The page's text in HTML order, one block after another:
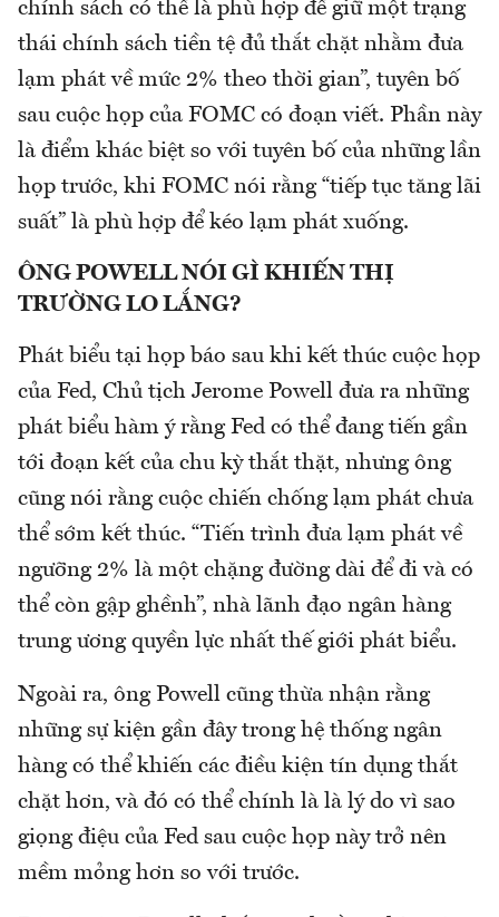
chính sách có thể là phù hợp để giữ một trạng
thái chính sách tiền tệ đủ thắt chặt nhằm đưa
lạm phát về mức 2% theo thời gian”, tuyên bố
sau cuộc họp của FOMC có đoạn viết. Phần này
là điểm khác biệt so với tuyên bố của những lần
họp trước, khi FOMC nói rằng “tiếp tục tăng lãi
suất” là phù hợp để kéo lạm phát xuống.
ÔNG POWELL NÓI GÌ KHIẾN THỊ
TRƯỜNG LO LẮNG?
Phát biểu tại họp báo sau khi kết thúc cuộc họp
của Fed, Chủ tịch Jerome Powell đưa ra những
phát biểu hàm ý rằng Fed có thể đang tiến gần
tới đoạn kết của chu kỳ thắt thặt, nhưng ông
cũng nói rằng cuộc chiến chống lạm phát chưa
thể sớm kết thúc. “Tiến trình đưa lạm phát về
ngưỡng 2% là một chặng đường dài để đi và có
thể còn gập ghềnh”, nhà lãnh đạo ngân hàng
trung ương quyền lực nhất thế giới phát biểu.
Ngoài ra, ông Powell cũng thừa nhận rằng
những sự kiện gần đây trong hệ thống ngân
hàng có thể khiến các điều kiện tín dụng thắt
chặt hơn, và đó có thể chính là là lý do vì sao
giọng điệu của Fed sau cuộc họp này trở nên
mềm mỏng hơn so với trước.